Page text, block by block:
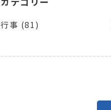
行事 (81)